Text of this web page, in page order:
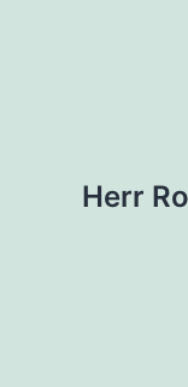
Herr